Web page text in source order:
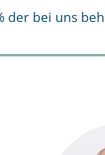
der bei uns